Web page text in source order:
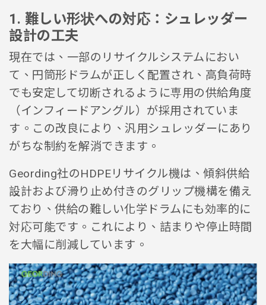
1. 難しい形状への対応：シュレッダー
設計の工夫
現在では、一部のリサイクルシステムにおい
て、円筒形ドラムが正しく配置され、高負荷時
でも安定して切断されるように専用の供給角度
（インフィードアングル）が採用されていま
す。この改良により、汎用シュレッダーにあり
がちな制約を解消できます。
Geording社のHDPEリサイクル機は、傾斜供給
設計および滑り止め付きのグリップ機構を備え
ており、供給の難しい化学ドラムにも効率的に
対応可能です。これにより、詰まりや停止時間
を大幅に削減しています。